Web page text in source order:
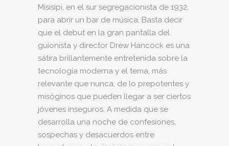
Misisipi, en el sur segregacionista de 1932,
para abrir un bar de música. Basta decir
que el debut en la gran pantalla del
guionista y director Drew Hancock es una
sátira brillantemente entretenida sobre la
tecnología moderna y el tema, más
relevante que nunca, de lo prepotentes y
misóginos que pueden llegar a ser ciertos
jóvenes inseguros. A medida que se
desarrolla una noche de confesiones,
sospechas y desacuerdos entre